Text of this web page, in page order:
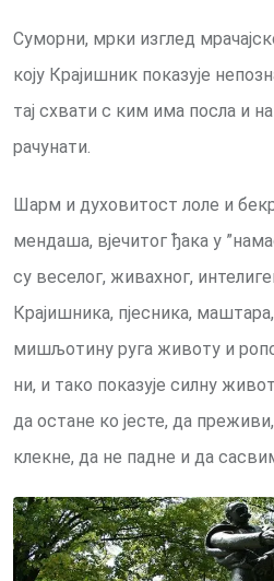
Су­мор­ни, мр­ки из­глед
ко­ју Кра­ји­шник по­ка­зу­је
тај схва­ти с ким има по­сла и
ра­чу­на­ти.
Шарм и ду­хо­ви­тост ло­ле и
мен­да­ша, вје­чи­тог ђа­ка у
су ве­се­лог, жи­вах­ног,
Кра­ји­шни­ка, пје­сни­ка,
ми­шљо­ти­ну ру­га животу и
ни, и та­ко по­ка­зу­је сил­ну
да оста­не ко је­сте, да
клек­не, да не пад­не и да